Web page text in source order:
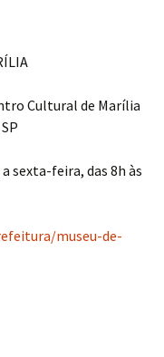
Cultural de Marília
sexta-feira, das 8h às
museu-de-